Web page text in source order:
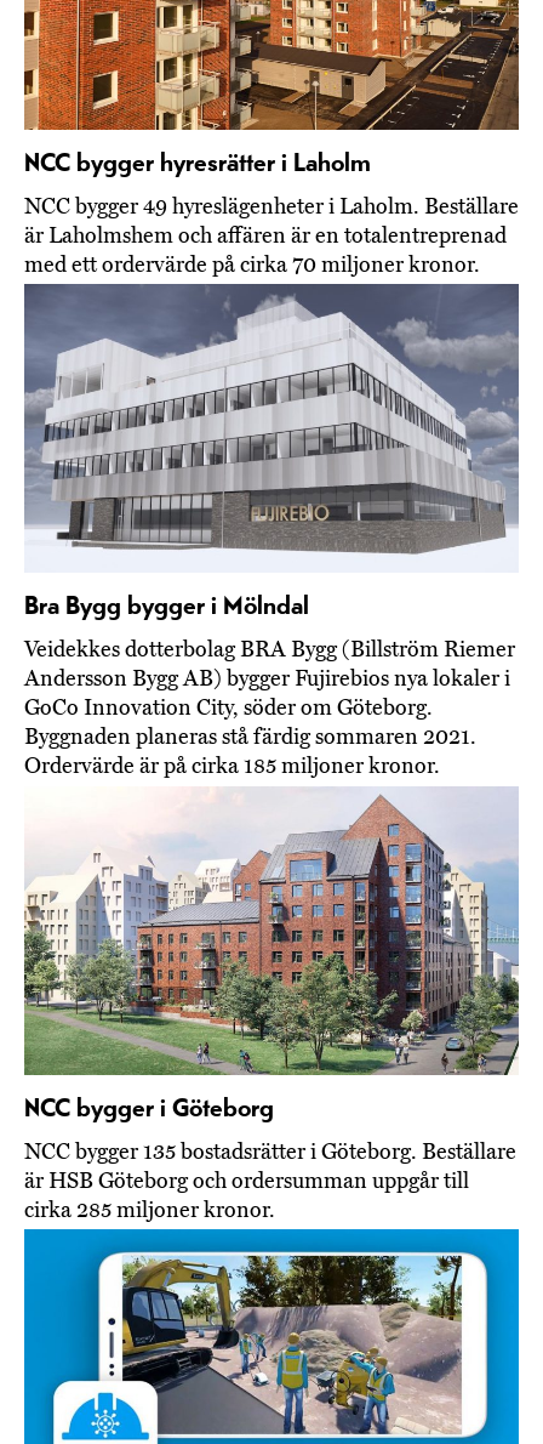
NCC bygger hyresrätter i Laholm
NCC bygger 49 hyreslägenheter i Laholm. Beställare
är Laholmshem och affären är en totalentreprenad
med ett ordervärde på cirka 70 miljoner kronor.
Bra Bygg bygger i Mölndal
Veidekkes dotterbolag BRA Bygg (Billström Riemer
Andersson Bygg AB) bygger Fujirebios nya lokaler i
GoCo Innovation City, söder om Göteborg.
Byggnaden planeras stå färdig sommaren 2021.
Ordervärde är på cirka 185 miljoner kronor.
NCC bygger i Göteborg
NCC bygger 135 bostadsrätter i Göteborg. Beställare
är HSB Göteborg och ordersumman uppgår till
cirka 285 miljoner kronor.